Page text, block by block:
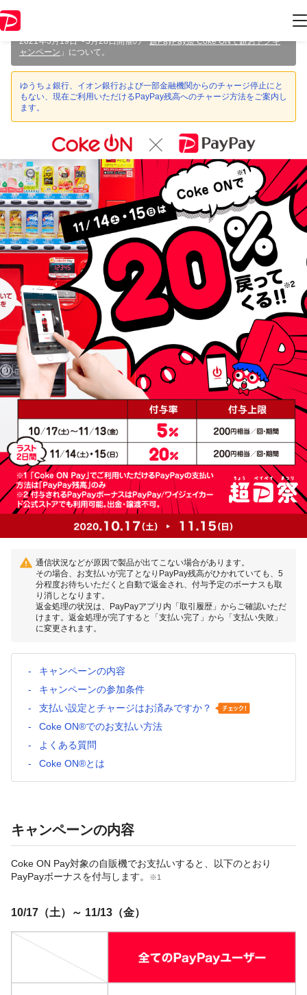
の情報はキャンペーン終了時点のものになります。
2021年3月19日〜3月28日開催の「超PayPay祭 Coke ONで超おトクキ
ャンペーン 」について。
ゆうちょ銀行、イオン銀行および一部金融機関からのチャージ停止にと
もない、現在ご利用いただけるPayPay残高へのチャージ方法をご案内し
ます。
通信状況などが原因で製品が出てこない場合があります。
その場合、お支払いが完了となりPayPay残高がひかれていても、5
分程度お待ちいただくと自動で返金され、付与予定のボーナスも取
り消しとなります。
返金処理の状況は、PayPayアプリ内「取引履歴」からご確認いただ
けます。返金処理が完了すると「支払い完了」から「支払い失敗」
に変更されます。
キャンペーンの内容
キャンペーンの参加条件
支払い設定とチャージはお済みですか？
Coke ON®でのお支払い方法
よくある質問
Coke ON®とは
キャンペーンの内容
Coke ON Pay対象の自販機でお支払いすると、以下のとおり
PayPayボーナスを付与します。
※1
10/17（土）～ 11/13（金）